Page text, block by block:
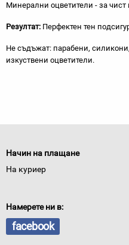
Минерални оцветители - за чист
Резултат: Перфектен тен
Не съдъжат: парабени,
изкуствени оцветители.
Начин на плащане
На куриер
Намерете ни в:
facebook